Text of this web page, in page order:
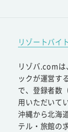
リゾートバイ
リゾバ.com
ックが運営す
で、登録者数
用いただいて
沖縄から北海
テル・旅館の